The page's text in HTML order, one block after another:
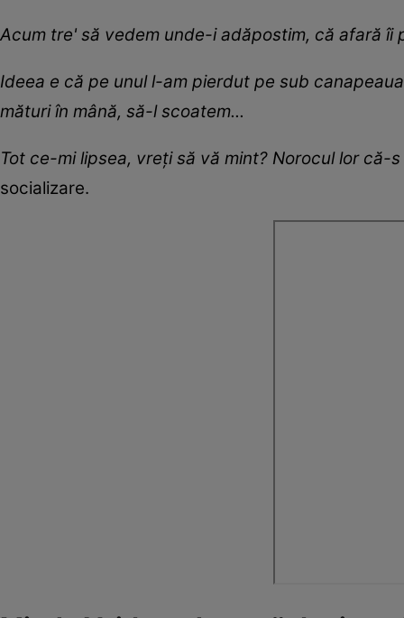
Acum tre' să vedem unde-i adăpostim, că afară îi
Ideea e că pe unul l-am pierdut pe sub
mături în mână, să-l scoatem...
Tot ce-mi lipsea, vreți să vă mint? Norocul lor că-
socializare.